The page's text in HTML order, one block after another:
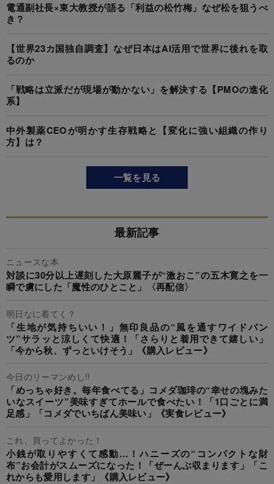
電通副社長×東大教授が語る「利益の松竹梅」なぜ松を狙うべ
き？
【世界23カ国独自調査】なぜ日本はAI活用で世界に後れを取
るのか
「戦略は立派だが現場が動かない」を解決する【PMOの進化
系】
中外製薬CEOが明かす生存戦略と【変化に強い組織の作り
方】は？
一覧を見る
最新記事
ニュースな本
対談に30分以上遅刻した大原麗子が“激おこ”の五木寛之を一
瞬で虜にした「魔性のひとこと」〈再配信〉
明日なに着てく？
「生地が気持ちいい！」無印良品の“風を通すワイドパン
ツ”サラッと涼しくて快適！「さらりと着用できて嬉しい」
「今から秋、ずっといけそう」《購入レビュー》
今日のリーマンめし!!
「めっちゃ好き。毎年食べてる」コメダ珈琲の“幸せの塊みた
いなスイーツ”美味すぎてホールで食べたい！「1口ごとに満
足感」「コメダでいちばん美味い」《実食レビュー》
これ、買ってよかった！
小銭が取りやすくて感動…！ハニーズの“コンパクトな財
布”お会計がスムーズになった！「ぜーんぶ収まります」「こ
れからも愛用します」《購入レビュー》